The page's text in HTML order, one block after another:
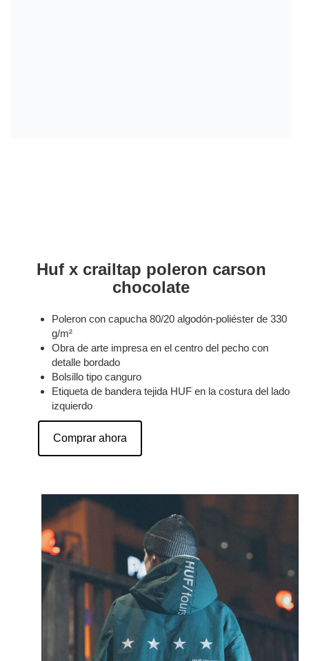
Huf x crailtap poleron carson
chocolate
Poleron con capucha 80/20 algodón-poliéster de 330
g/m²
Obra de arte impresa en el centro del pecho con
detalle bordado
Bolsillo tipo canguro
Etiqueta de bandera tejida HUF en la costura del lado
izquierdo
Comprar ahora